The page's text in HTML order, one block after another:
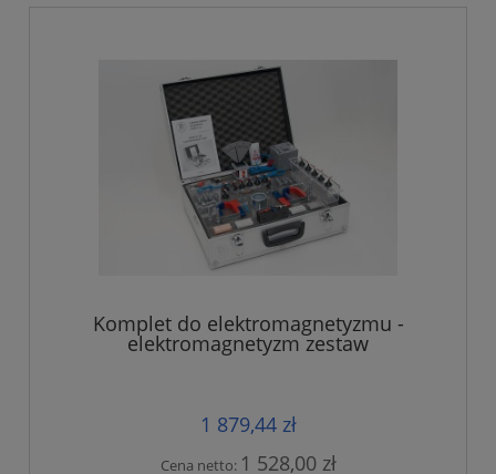
Komplet do elektromagnetyzmu -
elektromagnetyzm zestaw
1 879,44 zł
Cena netto: 1 528,00 zł